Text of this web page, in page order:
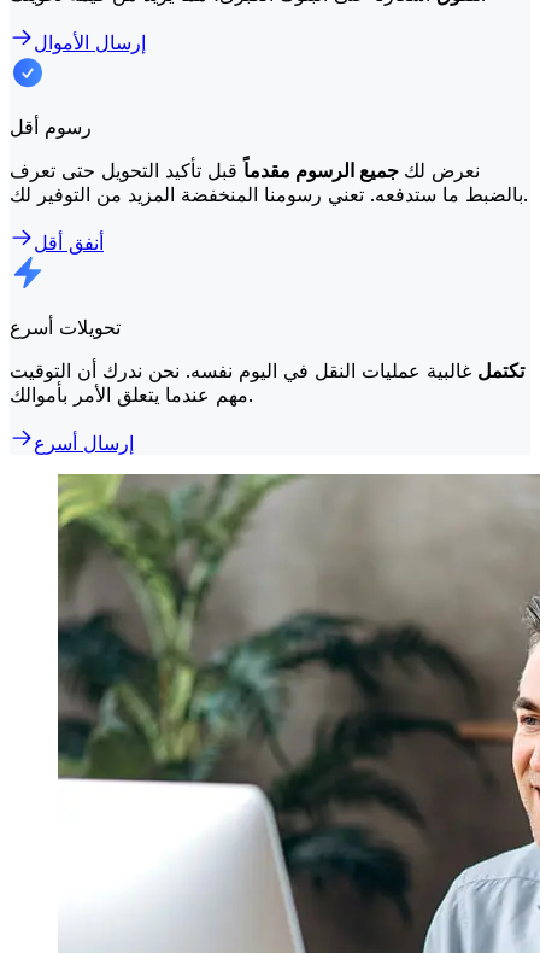
إرسال الأموال
رسوم أقل
نعرض لك جميع الرسوم مقدماًقبل تأكيد التحويل حتى تعرف
بالضبط ما ستدفعه. تعني رسومنا المنخفضة المزيد من التوفير لك.
أنفق أقل
تحويلات أسرع
تكتمل غالبية عمليات النقل في اليوم نفسه. نحن ندرك أن التوقيت
مهم عندما يتعلق الأمر بأموالك.
إرسال أسرع